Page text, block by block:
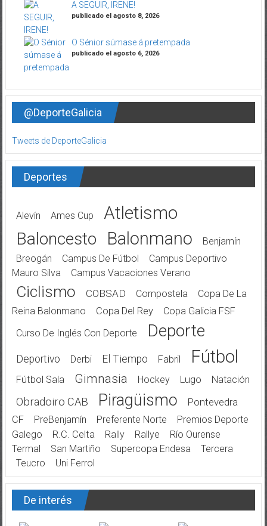
A SEGUIR, IRENE!
publicado el agosto 8, 2026
O Sénior súmase á pretempada
publicado el agosto 6, 2026
@DeporteGalicia
Tweets de DeporteGalicia
Deportes
Alevín Ames Cup Atletismo
Baloncesto Balonmano
Benjamín
Breogán
Campus De Fútbol
Campus Deportivo
Mauro Silva
Campus Vacaciones Verano
Ciclismo COBSAD Compostela
Copa De La
Reina Balonmano
Copa Del Rey
Copa Galicia FSF
Curso De Inglés Con Deporte
Deporte
Deportivo Derbi El Tiempo Fabril Fútbol
Fútbol Sala Gimnasia Hockey Lugo Natación
Obradoiro CAB Piragüismo
Pontevedra
CF
PreBenjamín Preferente Norte
Premios Deporte
Galego
R.C. Celta Rally Rallye
Río Ourense
Termal
San Martiño Supercopa Endesa
Tercera
Teucro
Uni Ferrol
De interés